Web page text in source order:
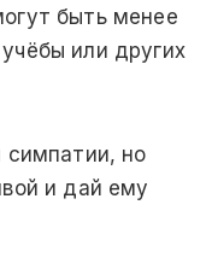
быть менее
или других
симпатии, но
и дай ему